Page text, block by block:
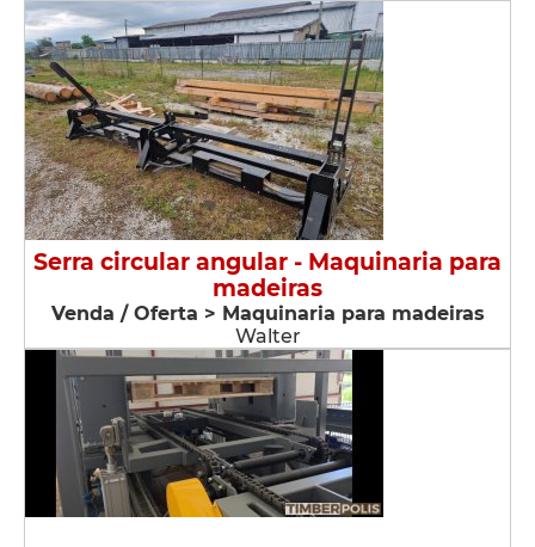
Serra circular angular - Maquinaria para
madeiras
Venda / Oferta > Maquinaria para madeiras
Walter